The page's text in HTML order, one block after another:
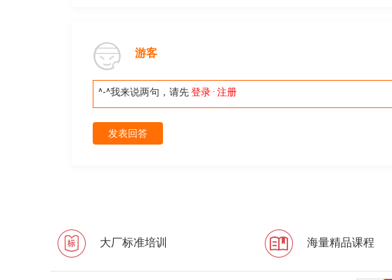
游客
^-^我来说两句，请先登录 · 注册
发表回答
大厂标准培训 海量精品课程